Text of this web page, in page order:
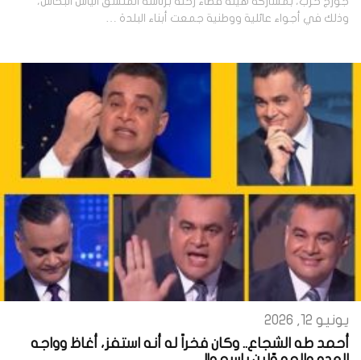
وذلك في أجواء عائلية ووطنية جمعت أبناء البلدة …
يونيو 12, 2026
أحمد طه الشجاع.. وكان فخراً له أنه استفز، أغاظ وواجه